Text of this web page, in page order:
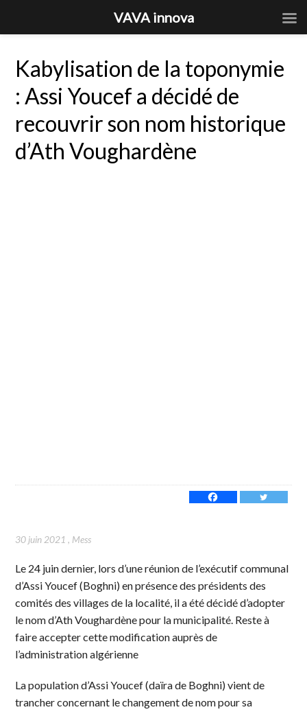
Kabylisation de la toponymie
: Assi Youcef a décidé de
recouvrir son nom historique
d’Ath Voughardène
30 juin 2021 , Mess
Le 24 juin dernier, lors d’une réunion de l’exécutif communal
d’Assi Youcef (Boghni) en présence des présidents des
comités des villages de la localité, il a été décidé d’adopter
le nom d’Ath Voughardène pour la municipalité. Reste à
faire accepter cette modification auprès de
l’administration algérienne
La population d’Assi Youcef (daïra de Boghni) vient de
trancher concernant le changement de nom pour sa
VAVA innova